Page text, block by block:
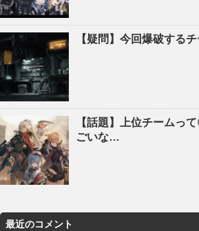
【疑問】今回爆破する
【話題】上位チームっ
ごいな…
最近のコメント